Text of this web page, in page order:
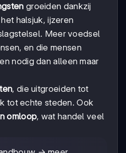
groeiden dankzij
halsjuk, ijzeren
Meer voedsel
en die mensen
nodig dan alleen maar
, die uitgroeiden tot
tot echte steden. Ook
omloop, wat handel veel